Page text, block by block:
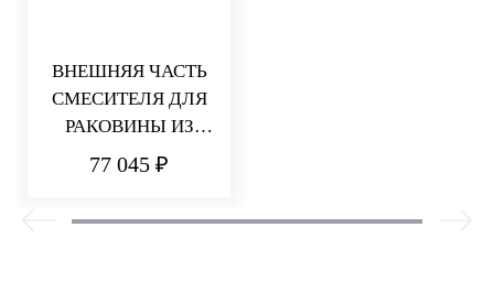
ВНЕШНЯЯ ЧАСТЬ
СМЕСИТЕЛЯ ДЛЯ
РАКОВИНЫ ИЗ
СТЕНЫ 220 ММ Q30
77 045 ₽